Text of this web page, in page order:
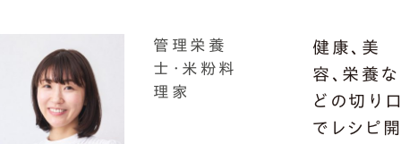
管理栄養
士・米粉料
理家
健康、美
容、栄養な
どの切り口
でレシピ開